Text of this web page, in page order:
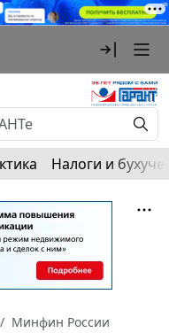
Налоги и
Минфин России